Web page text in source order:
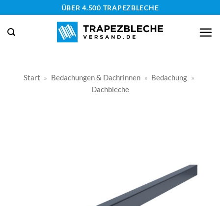
springen
ÜBER 4.500 TRAPEZBLECHE
Start » Bedachungen & Dachrinnen » Bedachung »
Dachbleche